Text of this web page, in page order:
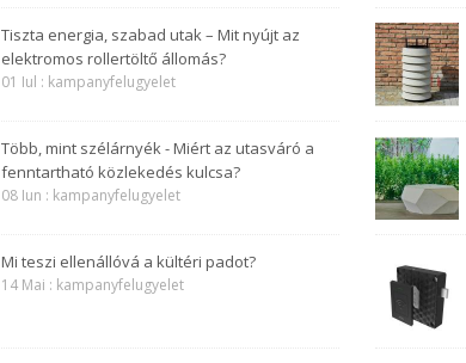
Tiszta energia, szabad utak – Mit nyújt az
elektromos rollertöltő állomás?
01 Iul : kampanyfelugyelet
Több, mint szélárnyék - Miért az utasváró a
fenntartható közlekedés kulcsa?
08 Iun : kampanyfelugyelet
Mi teszi ellenállóvá a kültéri padot?
14 Mai : kampanyfelugyelet